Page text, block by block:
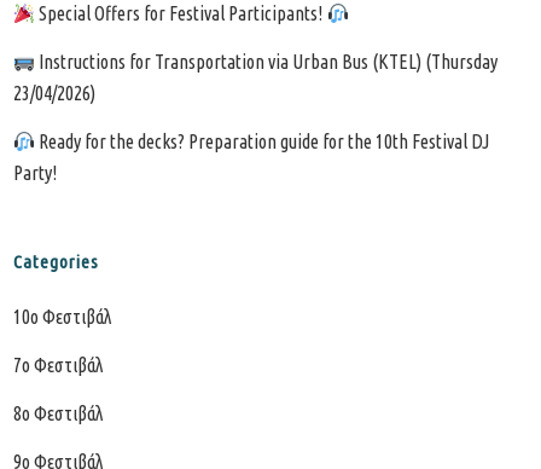
Special Offers for Festival Participants!
Instructions for Transportation via Urban Bus (KTEL) (Thursday
23/04/2026)
Ready for the decks? Preparation guide for the 10th Festival DJ
Party!
Categories
10o Φεστιβάλ
7o Φεστιβάλ
8ο Φεστιβάλ
9ο Φεστιβάλ